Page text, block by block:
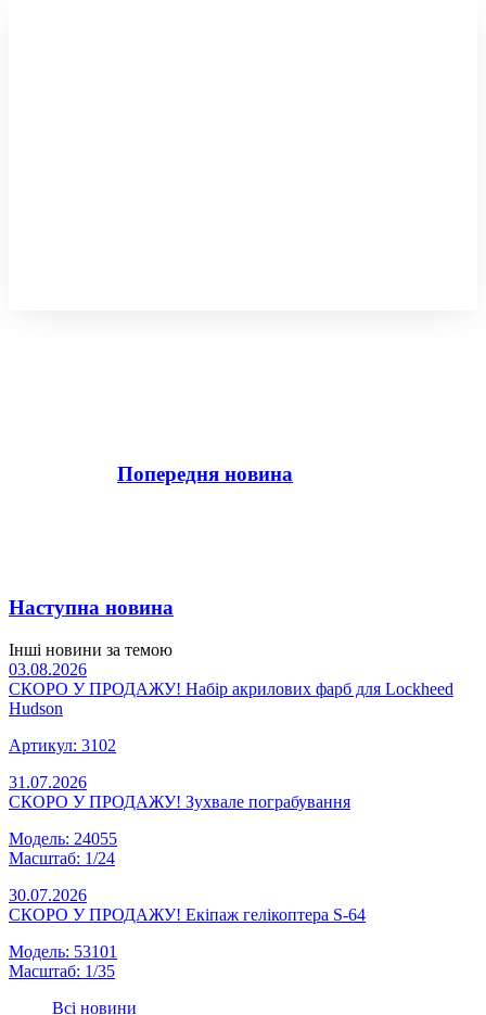
Попередня новина
Наступна новина
Інші новини за темою
03.08.2026
СКОРО У ПРОДАЖУ! Набір акрилових фарб для Lockheed
Hudson
Артикул: 3102
31.07.2026
СКОРО У ПРОДАЖУ! Зухвале пограбування
Модель: 24055
Масштаб: 1/24
30.07.2026
СКОРО У ПРОДАЖУ! Екіпаж гелікоптера S-64
Модель: 53101
Масштаб: 1/35
Всі новини